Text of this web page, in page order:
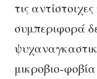
τις
συμπεριφορά
μικροβιο-